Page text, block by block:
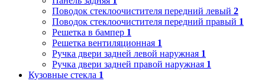
Поводок стеклоочистителя передний левый 2
Поводок стеклоочистителя передний правый 1
Решетка в бампер 1
Решетка вентиляционная 1
Ручка двери задней левой наружная 1
Ручка двери задней правой наружная 1
Кузовные стекла 1